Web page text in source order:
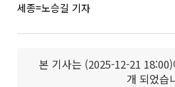
세종=노승길 기자
본 기사는 (2025-12-21 18:00)
개 되었습